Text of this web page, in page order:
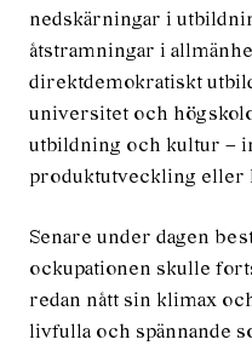
nedskärningar i
åtstramningar i
direktdemokratiskt
universitet och
utbildning och kultur –
produktutveckling eller
Senare under dagen
ockupationen skulle
redan nått sin klimax
livfulla och spännande